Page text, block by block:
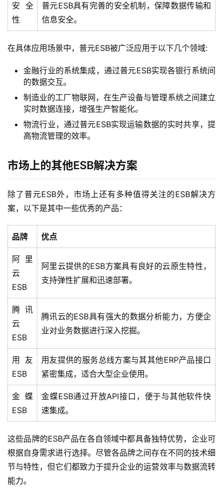
产
解
方
态
作
务
与
支
持
了
解
普
元
联
系
我
们
安全
性
普元ESB具有完善的安全机制，保障数据传输和
信息安全。
在具体应用场景中，普元ESB被广泛应用于以下几个领域:
金融行业的系统集成，通过普元ESB实现各银行系统间
的数据交互。
制造业的工厂物联网，在生产设备与管理系统之间建立
实时数据连接，增强生产智能化。
物流行业，通过普元ESB实现运输数据的实时共享，提
高物流管理的效率。
市场上的其他ESB解决方案
除了普元ESB外，市场上还有多种值得关注的ESB解决方
案，以下是其中一些优秀的产品：
品牌 优点
阿里
云
ESB
阿里云提供的ESB方案具有良好的云原生特性，
支持弹性扩展和迅速部署。
腾讯
云
ESB
腾讯云的ESB具有强大的数据分析能力，方便企
业对业务数据进行深入挖掘。
用友
ESB
用友提供的服务总线方案与其其他ERP产品接口
紧密集成，适合大型企业使用。
金蝶
ESB
金蝶ESB通过开放API接口，便于与其他软件快
速集成。
这些品牌的ESB产品在各自领域中都具备独特优势，企业可
根据自身需求进行选择。尽管各品牌之间存在不同的技术细
节与特性，但它们都致力于提升企业的运营效率与数据流转
能力。